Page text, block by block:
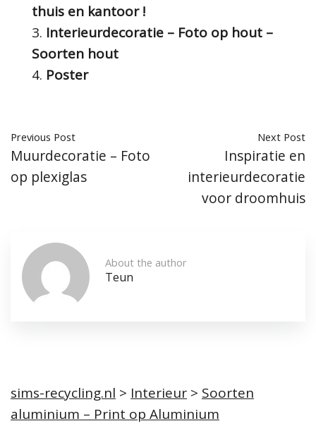
thuis en kantoor !
Interieurdecoratie – Foto op hout –
Soorten hout
Poster
Previous Post
Muurdecoratie – Foto
op plexiglas
Next Post
Inspiratie en
interieurdecoratie
voor droomhuis
About the author
Teun
sims-recycling.nl > Interieur > Soorten
aluminium – Print op Aluminium